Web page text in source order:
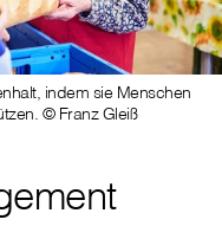
indem sie Menschen
© Franz Gleiß